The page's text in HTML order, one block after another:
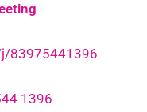
83975441396
1396